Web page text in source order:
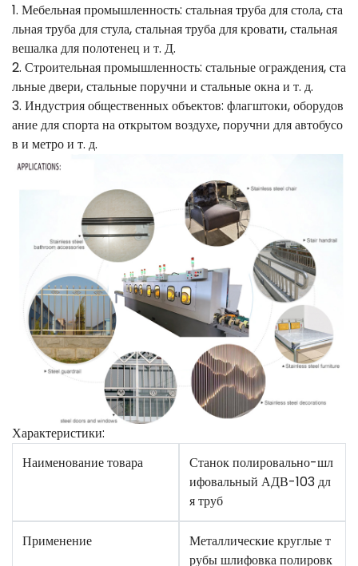
1. Мебельная промышленность: стальная труба для стола, ста
льная труба для стула, стальная труба для кровати, стальная
вешалка для полотенец и т. Д.
2. Строительная промышленность: стальные ограждения, ста
льные двери, стальные поручни и стальные окна и т. д.
3. Индустрия общественных объектов: флагштоки, оборудов
ание для спорта на открытом воздухе, поручни для автобусо
в и метро и т. д.
Характеристики:
Наименование товара
Станок полировально-шл
ифовальный АДВ-103 дл
я труб
Применение
Металлические круглые т
рубы шлифовка полировк